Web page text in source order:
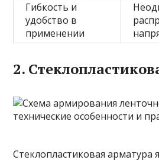
Гибкость и
удобство в
применении
2.
Стеклопластиковая арматура